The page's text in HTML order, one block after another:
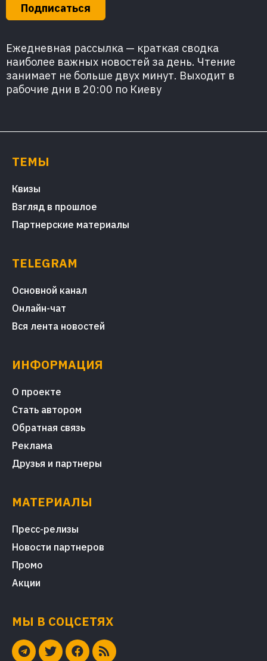
Подписаться
Ежедневная рассылка — краткая сводка
наиболее важных новостей за день. Чтение
занимает не больше двух минут. Выходит в
рабочие дни в 20:00 по Киеву
ТЕМЫ
Квизы
Взгляд в прошлое
Партнерские материалы
TELEGRAM
Основной канал
Онлайн-чат
Вся лента новостей
ИНФОРМАЦИЯ
О проекте
Стать автором
Обратная связь
Реклама
Друзья и партнеры
МАТЕРИАЛЫ
Пресс-релизы
Новости партнеров
Промо
Акции
МЫ В СОЦСЕТЯХ